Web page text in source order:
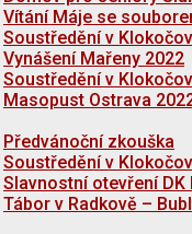
Vítání Máje se
Soustředění v
Vynášení Mařeny 2022
Soustředění v
Masopust Ostrava
Předvánoční zkouška
Soustředění v
Slavnostní otevření DK
Tábor v Radkově –